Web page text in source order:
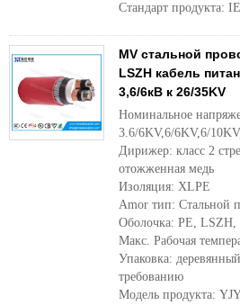
Стандарт продукта:
MV стальной
LSZH кабель
3,6/6кВ к 26/35KV
Номинальное
3.6/6KV,6/6KV,6/
Дирижер: класс 2
отожженная медь
Изоляция: XLPE
Amor тип: Стальной
Оболочка: PE, LSZH,
Макс. Рабочая
Упаковка:
требованию
Модель продукта: